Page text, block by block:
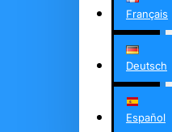
Français
Deutsch
Español